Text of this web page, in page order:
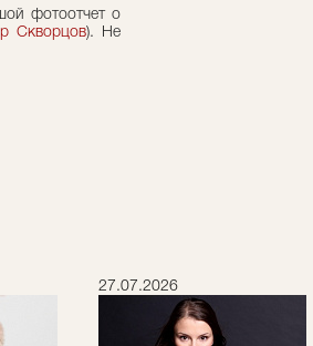
фотоотчет о
Скворцов). Не
27.07.2026